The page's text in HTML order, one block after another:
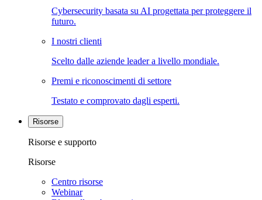
Cybersecurity basata su AI progettata per proteggere il
futuro.
I nostri clienti
Scelto dalle aziende leader a livello mondiale.
Premi e riconoscimenti di settore
Testato e comprovato dagli esperti.
Risorse
Risorse e supporto
Risorse
Centro risorse
Webinar